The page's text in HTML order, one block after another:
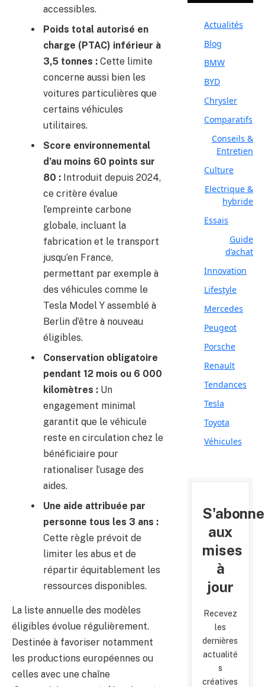
accessibles.
Poids total autorisé en
charge (PTAC) inférieur à
3,5 tonnes : Cette limite
concerne aussi bien les
voitures particulières que
certains véhicules
utilitaires.
Score environnemental
d’au moins 60 points sur
80 : Introduit depuis 2024,
ce critère évalue
l’empreinte carbone
globale, incluant la
fabrication et le transport
jusqu’en France,
permettant par exemple à
des véhicules comme le
Tesla Model Y assemblé à
Berlin d’être à nouveau
éligibles.
Conservation obligatoire
pendant 12 mois ou 6 000
kilomètres : Un
engagement minimal
garantit que le véhicule
reste en circulation chez le
bénéficiaire pour
rationaliser l’usage des
aides.
Une aide attribuée par
personne tous les 3 ans :
Cette règle prévoit de
limiter les abus et de
répartir équitablement les
ressources disponibles.
La liste annuelle des modèles
éligibles évolue régulièrement.
Destinée à favoriser notamment
les productions européennes ou
celles avec une chaîne
Actualités
Blog
BMW
BYD
Chrysler
Comparatifs
Conseils &
Entretien
Culture
Electrique &
hybride
Essais
Guide
d’achat
Innovation
Lifestyle
Mercedes
Peugeot
Porsche
Renault
Tendances
Tesla
Toyota
Véhicules
aux
mises
à
jour
Recevez
les
dernières
actualité
s
créatives